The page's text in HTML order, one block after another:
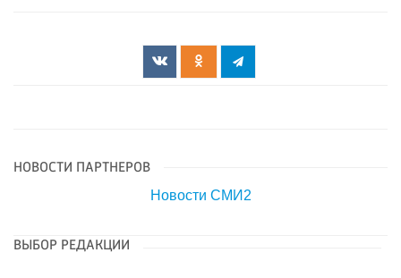
НОВОСТИ ПАРТНЕРОВ
Новости СМИ2
ВЫБОР РЕДАКЦИИ